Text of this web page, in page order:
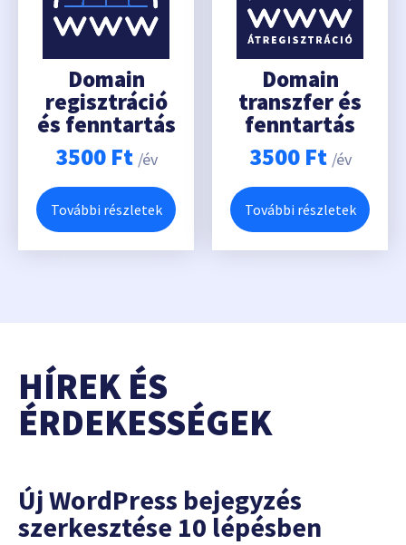
Domain
regisztráció
és fenntartás
3500 Ft /év
További részletek
Domain
transzfer és
fenntartás
3500 Ft /év
További részletek
HÍREK ÉS
ÉRDEKESSÉGEK
Új WordPress bejegyzés
szerkesztése 10 lépésben